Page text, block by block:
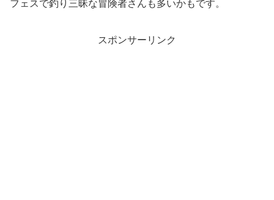
フェスで釣り三昧な冒険者さんも多いかもです。
スポンサーリンク